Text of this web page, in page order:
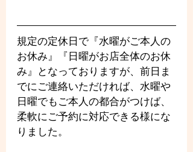
規定の定休日で『水曜がご本人の
お休み』『日曜がお店全体のお休
み』となっておりますが、前日ま
でにご連絡いただければ、水曜や
日曜でもご本人の都合がつけば、
柔軟にご予約に対応できる様にな
りました。